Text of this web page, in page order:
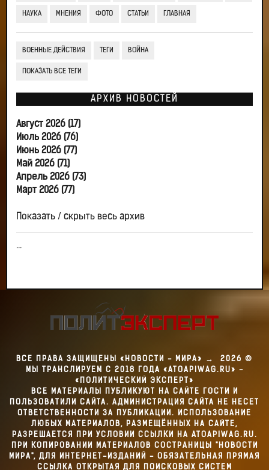
НАУКА МНЕНИЯ ФОТО СТАТЬИ ГЛАВНАЯ
ВОЕННЫЕ ДЕЙСТВИЯ ТЕГИ ВОЙНА
ПОКАЗАТЬ ВСЕ ТЕГИ
АРХИВ НОВОСТЕЙ
Август 2026 (17)
Июль 2026 (76)
Июнь 2026 (77)
Май 2026 (71)
Апрель 2026 (73)
Март 2026 (77)
Показать / скрыть весь архив
...
ВСЕ ПРАВА ЗАЩИЩЕНЫ «НОВОСТИ - МИРА» → 2026 ©
МЫ ТРАНСЛИРУЕМ С 2018 ГОДА «ATOAPIWAG.RU» -
«ПОЛИТИЧЕСКИЙ ЭКСПЕРТ»
ВСЕ МАТЕРИАЛЫ ПУБЛИКУЮТ НА САЙТЕ ГОСТИ И
ПОЛЬЗОВАТИЛИ САЙТА. АДМИНИСТРАЦИЯ САЙТА НЕ НЕСЕТ
ОТВЕТСТВЕННОСТИ ЗА ПУБЛИКАЦИИ. ИСПОЛЬЗОВАНИЕ
ЛЮБЫХ МАТЕРИАЛОВ, РАЗМЕЩЁННЫХ НА САЙТЕ,
РАЗРЕШАЕТСЯ ПРИ УСЛОВИИ ССЫЛКИ НА ATOAPIWAG.RU.
ПРИ КОПИРОВАНИИ МАТЕРИАЛОВ СОСТРАНИЦЫ "НОВОСТИ
МИРА", ДЛЯ ИНТЕРНЕТ-ИЗДАНИЙ - ОБЯЗАТЕЛЬНАЯ ПРЯМАЯ
ССЫЛКА ОТКРЫТАЯ ДЛЯ ПОИСКОВЫХ СИСТЕМ